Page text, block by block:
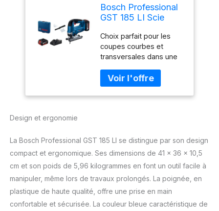
Bosch Professional
GST 185 LI Scie
V, batterie 2 x 4,0
Ah, chargeur, 0-
3500 course/min,
profondeur de
coupe dans le bois :
125 mm, coffret en
plastique)
Choix parfait pour les
coupes courbes et
transversales dans une
Puissant moteur sans
carbone pour une
performance ultime
coupe propre Speed
Selection pour
de matériaux
Changement facile des
lames de scie grâce au
système SDS Bosch
Design et ergonomie
La Bosch Professional GST 185 LI se distingue par son design
compact et ergonomique. Ses dimensions de 41 x 36 x 10,5
cm et son poids de 5,96 kilogrammes en font un outil facile à
manipuler, même lors de travaux prolongés. La poignée, en
plastique de haute qualité, offre une prise en main
confortable et sécurisée. La couleur bleue caractéristique de